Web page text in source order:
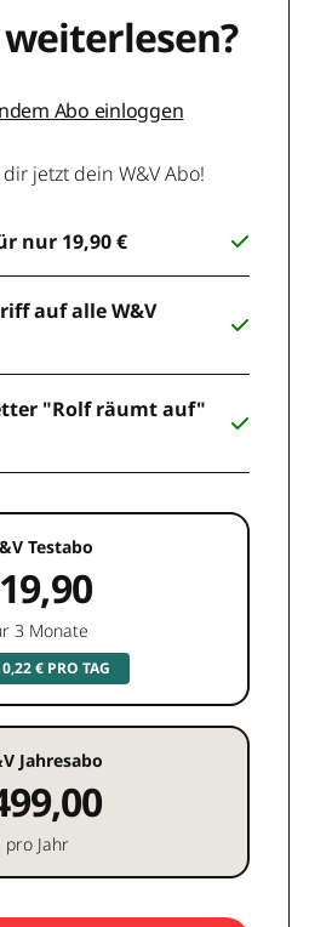
Abo einloggen
jetzt dein W&V Abo!
nur 19,90 €
auf alle W&V
"Rolf räumt auf"
Testabo
19,90
3 Monate
€ PRO TAG
Jahresabo
pro Jahr